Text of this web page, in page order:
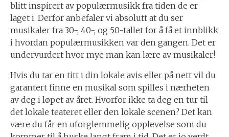
blitt inspirert av populærmusikk fra tiden de er
laget i. Derfor anbefaler vi absolutt at du ser
musikaler fra 30-, 40-, og 50-tallet for å få et innblikk
i hvordan populærmusikken var den gangen. Det er
undervurdert hvor mye man kan lære av musikaler!
Hvis du tar en titt i din lokale avis eller på nett vil du
garantert finne en musikal som spilles i nærheten
av deg i løpet av året. Hvorfor ikke ta deg en tur til
det lokale teateret eller den lokale scenen? Det kan
være du får en uforglemmelig opplevelse som du